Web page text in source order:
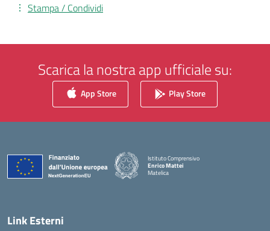
Stampa / Condividi
Scarica la nostra app ufficiale su:
App Store Play Store
Istituto Comprensivo
Enrico Mattei
Matelica
Link Esterni